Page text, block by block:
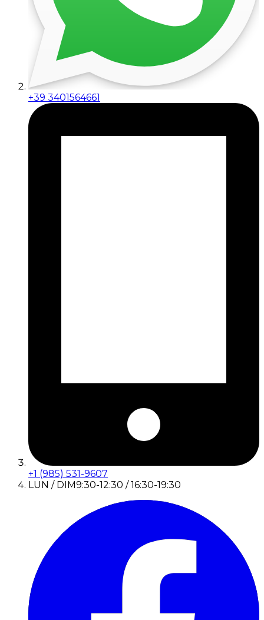
+39 3401564661
+1 (985) 531-9607
LUN / DIM9:30-12:30 / 16:30-19:30